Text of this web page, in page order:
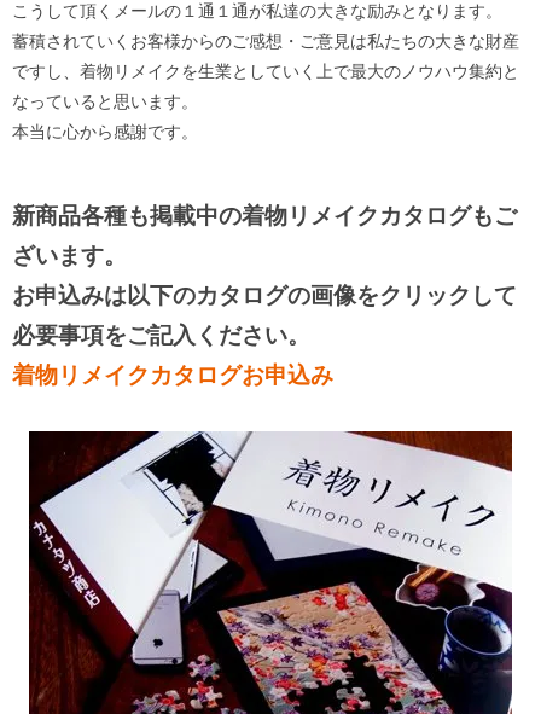
こうして頂くメールの１通１通が私達の大きな励みとなります。
蓄積されていくお客様からのご感想・ご意見は私たちの大きな財産
ですし、着物リメイクを生業としていく上で最大のノウハウ集約と
なっていると思います。
本当に心から感謝です。
新商品各種も掲載中の着物リメイクカタログもご
ざいます。
お申込みは以下のカタログの画像をクリックして
必要事項をご記入ください。
着物リメイクカタログお申込み